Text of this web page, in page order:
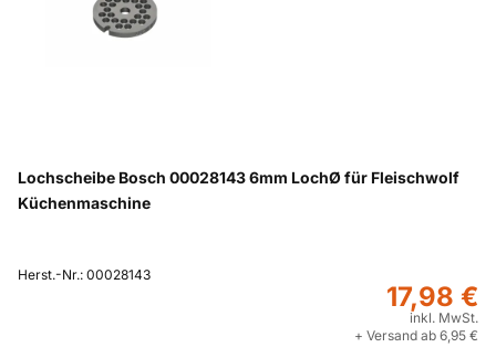
Lochscheibe Bosch 00028143 6mm LochØ für Fleischwolf
Küchenmaschine
Herst.-Nr.: 00028143
17,98 €
inkl. MwSt.
+ Versand ab 6,95 €